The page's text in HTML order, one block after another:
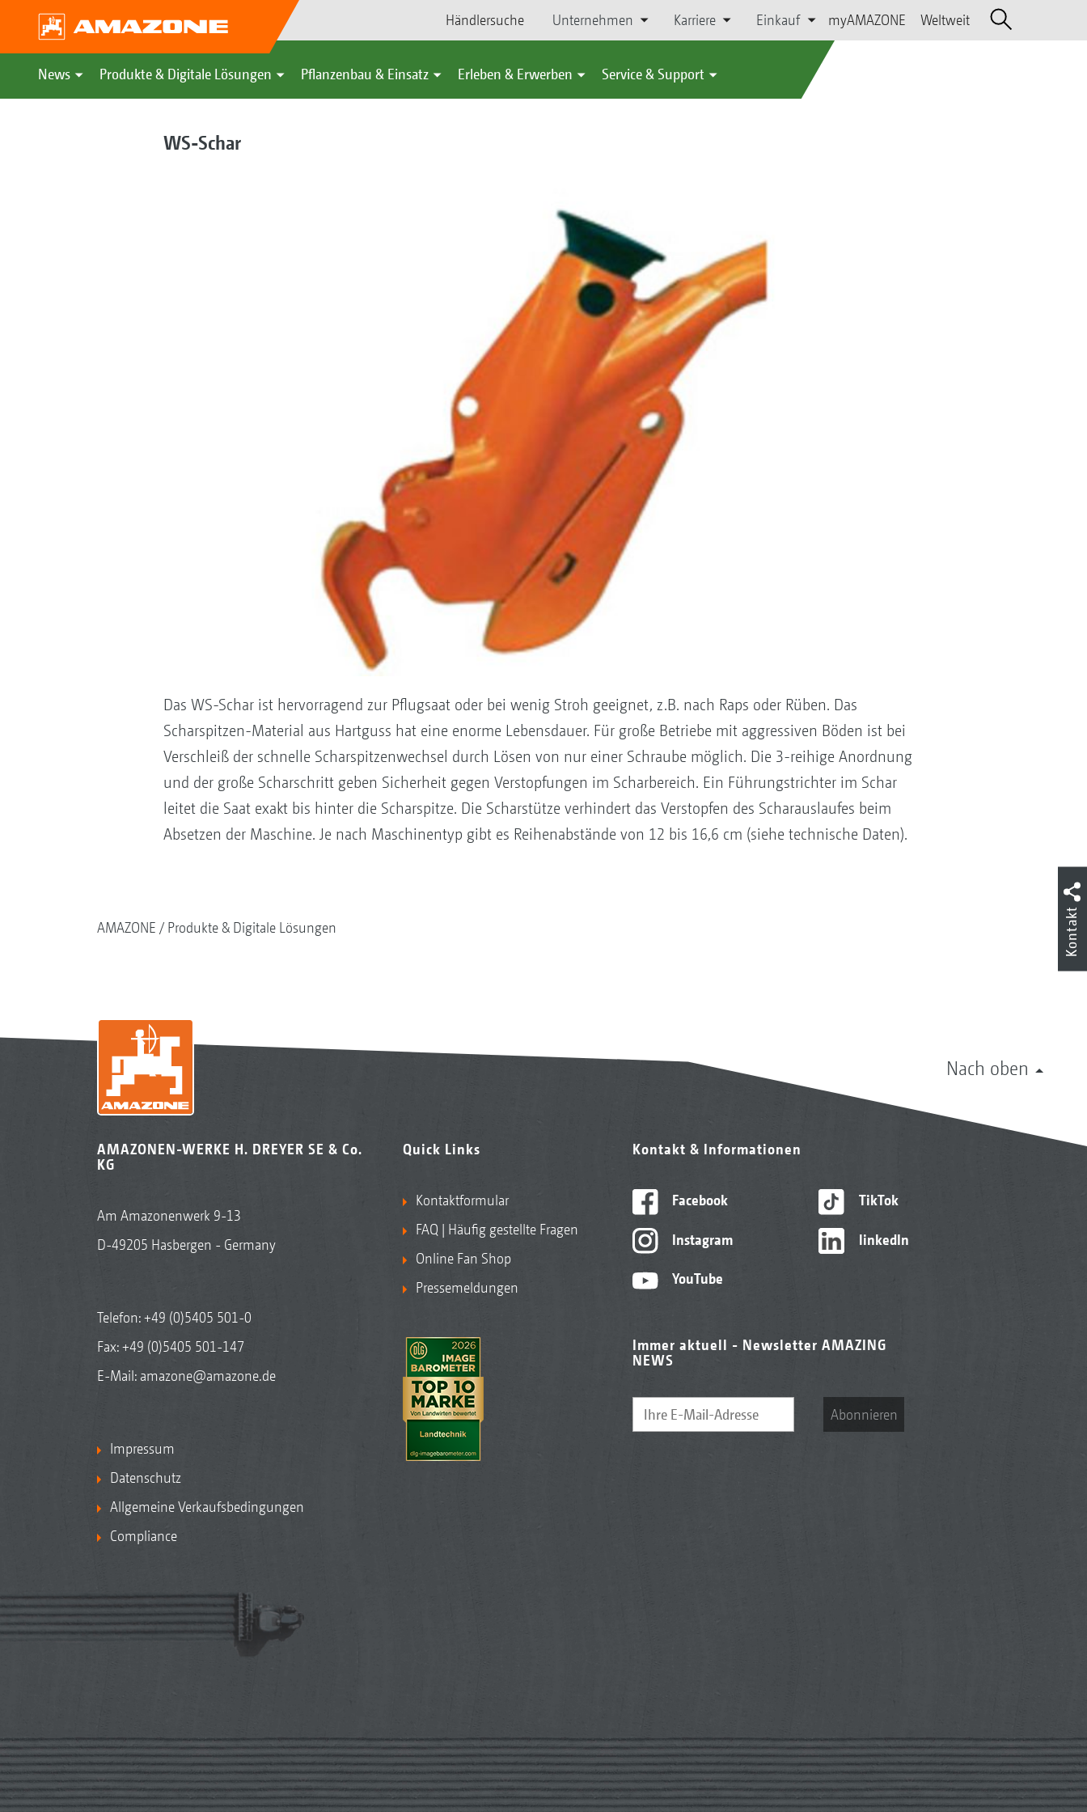
Händlersuche Unternehmen Karriere Einkauf myAMAZONE Weltweit
News Produkte & Digitale Lösungen Pflanzenbau & Einsatz Erleben & Erwerben Service & Support
WS-Schar
Das WS-Schar ist hervorragend zur Pflugsaat oder bei wenig Stroh geeignet, z.B. nach Raps oder Rüben. Das
Scharspitzen-Material aus Hartguss hat eine enorme Lebensdauer. Für große Betriebe mit aggressiven Böden ist bei
Verschleiß der schnelle Scharspitzenwechsel durch Lösen von nur einer Schraube möglich. Die 3-reihige Anordnung
und der große Scharschritt geben Sicherheit gegen Verstopfungen im Scharbereich. Ein Führungstrichter im Schar
leitet die Saat exakt bis hinter die Scharspitze. Die Scharstütze verhindert das Verstopfen des Scharauslaufes beim
Absetzen der Maschine. Je nach Maschinentyp gibt es Reihenabstände von 12 bis 16,6 cm (siehe technische Daten).
AMAZONE Produkte & Digitale Lösungen
Nach oben
AMAZONEN-WERKE H. DREYER SE & Co.
KG
Am Amazonenwerk 9-13
D-49205 Hasbergen - Germany
Telefon:+49 (0)5405 501-0
Fax: +49 (0)5405 501-147
E-Mail: amazone@amazone.de
Impressum
Datenschutz
Allgemeine Verkaufsbedingungen
Compliance
Quick Links
Kontaktformular
FAQ | Häufig gestellte Fragen
Online Fan Shop
Pressemeldungen
Kontakt & Informationen
Facebook
Instagram
YouTube
TikTok
linkedIn
Immer aktuell - Newsletter AMAZING
NEWS
Abonnieren
Kontakt